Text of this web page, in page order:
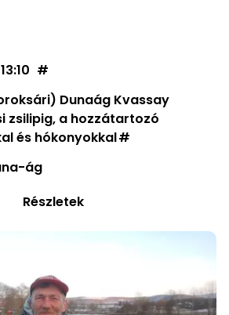
Dunaág Kvassay
zsilipig, a hozzátartozó
és hókonyokkal
ág
Részletek